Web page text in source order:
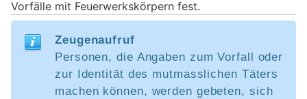
Vorfälle mit Feuerwerkskörpern fest.
Zeugenaufruf
Personen, die Angaben zum Vorfall oder
zur Identität des mutmasslichen Täters
machen können, werden gebeten, sich